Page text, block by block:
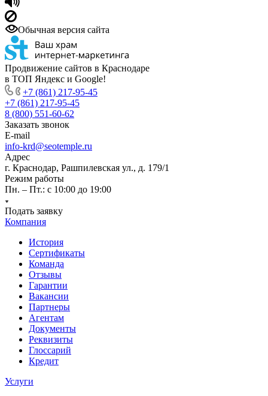
Обычная версия сайта
Продвижение сайтов в Краснодаре
в ТОП Яндекс и Google!
+7 (861) 217-95-45
+7 (861) 217-95-45
8 (800) 551-60-62
Заказать звонок
E-mail
info-krd@seotemple.ru
Адрес
г. Краснодар, Рашпилевская ул., д. 179/1
Режим работы
Пн. – Пт.: с 10:00 до 19:00
Подать заявку
Компания
История
Сертификаты
Команда
Отзывы
Гарантии
Вакансии
Партнеры
Агентам
Документы
Реквизиты
Глоссарий
Кредит
Услуги